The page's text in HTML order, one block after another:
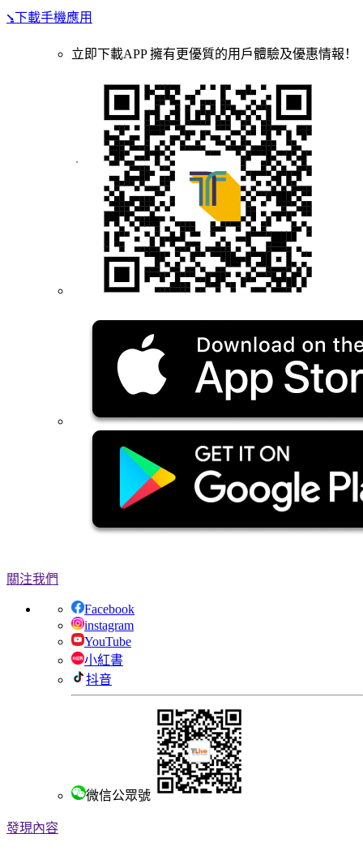
⭸下載手機應用
立即下載APP 擁有更優質的用戶體驗及優惠情報！
關注我們
Facebook
instagram
YouTube
小紅書
抖音
微信公眾號
發現內容